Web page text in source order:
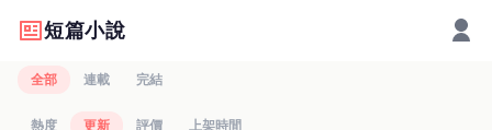
短篇小說
全部 連載 完結
熱度 更新 評價 上架時間